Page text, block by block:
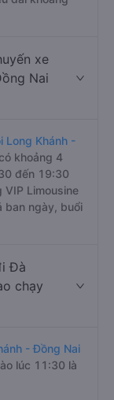
xe
Nai
Long Khánh -
khoảng 4
đến 19:30
VIP Limousine
ban ngày, buổi
Đà
chạy
- Đồng Nai
lúc 11:30 là